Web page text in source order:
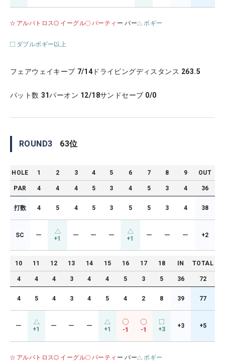
アルバトロス イーグル バーティ ー パー ボギー
ダブルボギー以上
フェアウェイキープ 7/14 ドライビングディスタンス 263.5
パット数 31パーオン 12/18サンドセーブ 0/0
ROUND3 63位
HOLE 1 2 3 4 5 6 7 8 9 OUT
PAR 4 4 4 5 3 4 5 3 4 36
打数 4 5 4 5 3 5 5 3 4 38
SC ー +1 ー ー ー +1 ー ー ー +2
10 11 12 13 14 15 16 17 18 IN TOTAL
4 4 4 3 4 4 5 3 5 36 72
4 5 4 3 4 5 4 2 8 39 77
ー +1 ー ー ー +1 -1 -1 +3 +3 +5
アルバトロス イーグル バーティ ー パー ボギー